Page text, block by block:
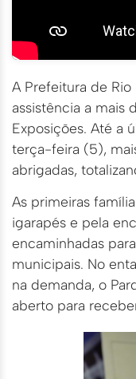
A Prefeitura de
assistência a mais
Exposições. Até a
terça-feira (5),
abrigadas,
As primeiras
igarapés e pela
encaminhadas
municipais. No
na demanda, o
aberto para